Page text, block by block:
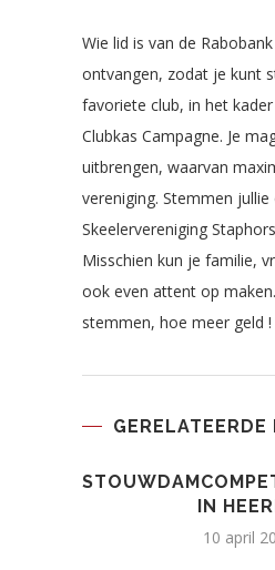
Wie lid is van de
ontvangen, zodat je kunt
favoriete club, in het
Clubkas Campagne. Je
uitbrengen, waarvan
vereniging. Stemmen
Skeelervereniging
Misschien kun je familie,
ook even attent op
stemmen, hoe meer geld !
GERELATEERDE
IN
10 april